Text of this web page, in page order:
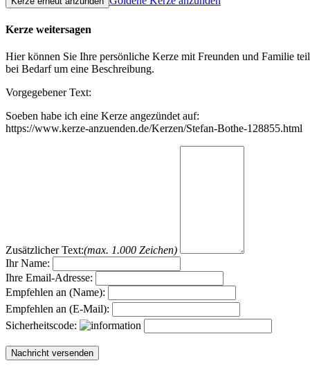
Kerze weitersagen
Hier können Sie Ihre persönliche Kerze mit Freunden und Familie
bei Bedarf um eine Beschreibung.
Vorgegebener Text:
Soeben habe ich eine Kerze angezündet auf:
https://www.kerze-anzuenden.de/Kerzen/Stefan-Bothe-128855.html
Zusätzlicher Text:(max. 1.000 Zeichen)
Ihr Name:
Ihre Email-Adresse:
Empfehlen an (Name):
Empfehlen an (E-Mail):
Sicherheitscode: